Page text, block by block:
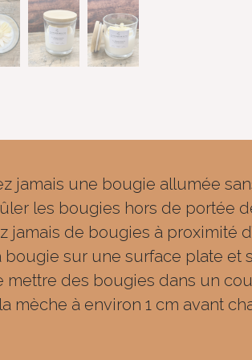
jamais une bougie allumée
les bougies hors de portée
jamais de bougies à proximité
bougie sur une surface plate et
mettre des bougies dans un
mèche à environ 1 cm avant